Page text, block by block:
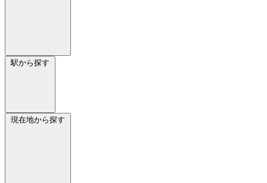
駅から探す
現在地から探す